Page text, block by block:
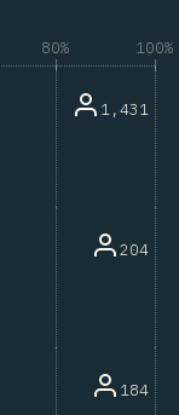
80% 100%
1,431
204
184